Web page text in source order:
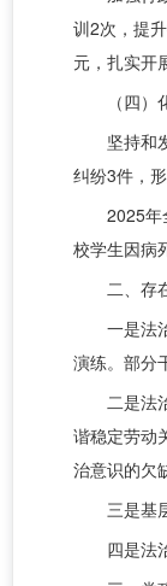
训2次，提
元，扎实开
（四
坚持和
纠纷3件，
2025年
校学生因病
二、存
一是法
演练。部分
二是法
谐稳定劳动
治意识的欠
三是基
四是法